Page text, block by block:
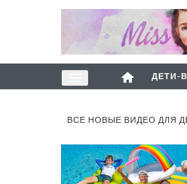
ДЕТИ-
ВСЕ НОВЫЕ ВИДЕО ДЛЯ